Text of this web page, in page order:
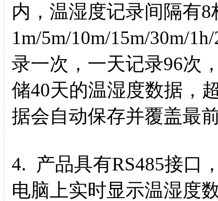
内，温湿度记录间隔有
1m/5m/10m/15m/30m/
录一次，一天记录96次
储40天的温湿度数据，
据会自动保存并覆盖最
4. 产品具有RS485接口
电脑上实时显示温湿度